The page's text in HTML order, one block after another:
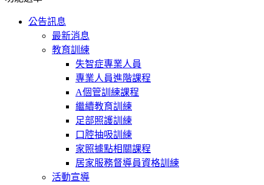
公告訊息
最新消息
教育訓練
失智症專業人員
專業人員進階課程
A個管訓練課程
繼續教育訓練
足部照護訓練
口腔抽吸訓練
家照據點相關課程
居家服務督導員資格訓練
活動宣導